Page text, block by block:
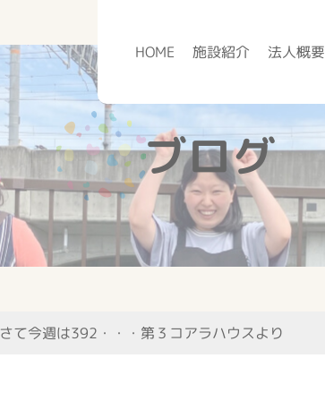
HOME 施設紹介 法人概要
ブログ
さて今週は392・・・第３コアラハウスより